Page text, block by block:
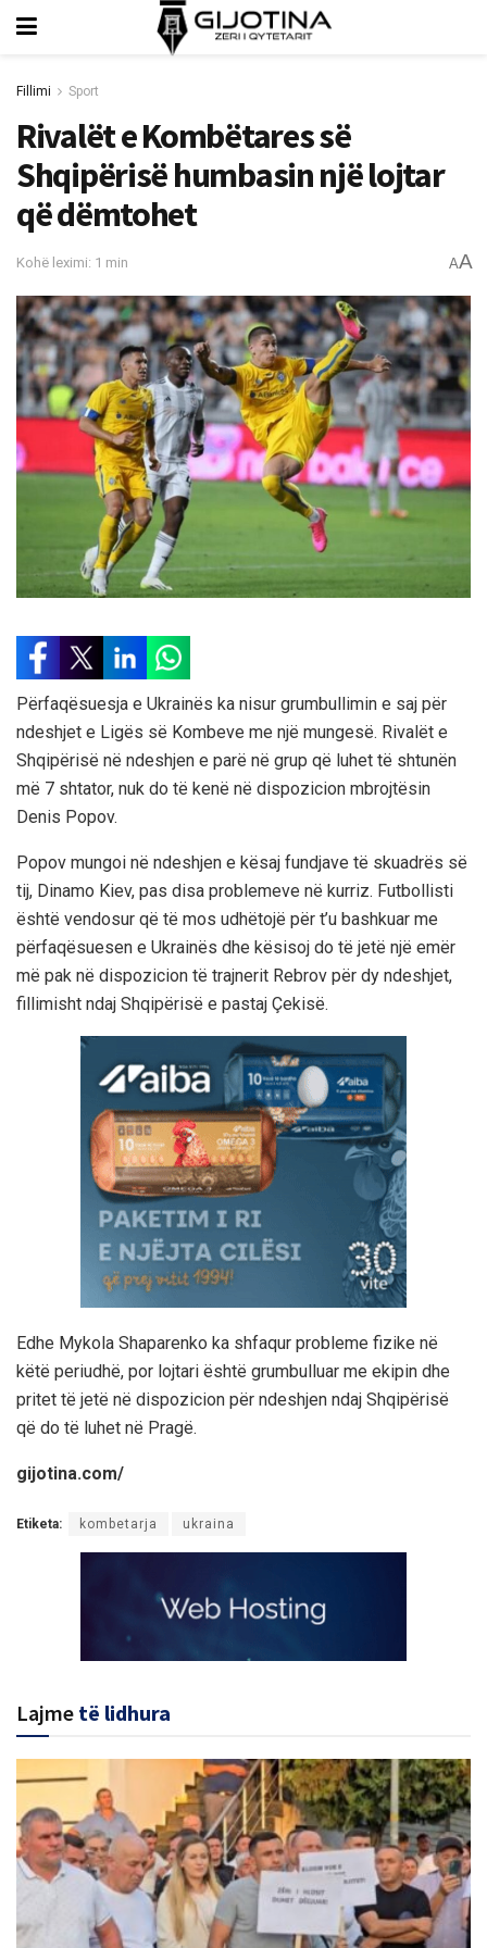
Fillimi Sport
Rivalët e Kombëtares së
Shqipërisë humbasin një lojtar
që dëmtohet
Kohë leximi: 1 min AA
Përfaqësuesja e Ukrainës ka nisur grumbullimin e saj për
ndeshjet e Ligës së Kombeve me një mungesë. Rivalët e
Shqipërisë në ndeshjen e parë në grup që luhet të shtunën
më 7 shtator, nuk do të kenë në dispozicion mbrojtësin
Denis Popov.
Popov mungoi në ndeshjen e kësaj fundjave të skuadrës së
tij, Dinamo Kiev, pas disa problemeve në kurriz. Futbollisti
është vendosur që të mos udhëtojë për t’u bashkuar me
përfaqësuesen e Ukrainës dhe kësisoj do të jetë një emër
më pak në dispozicion të trajnerit Rebrov për dy ndeshjet,
fillimisht ndaj Shqipërisë e pastaj Çekisë.
Edhe Mykola Shaparenko ka shfaqur probleme fizike në
këtë periudhë, por lojtari është grumbulluar me ekipin dhe
pritet të jetë në dispozicion për ndeshjen ndaj Shqipërisë
që do të luhet në Pragë.
gijotina.com/
Etiketa: kombetarja ukraina
Lajme të lidhura